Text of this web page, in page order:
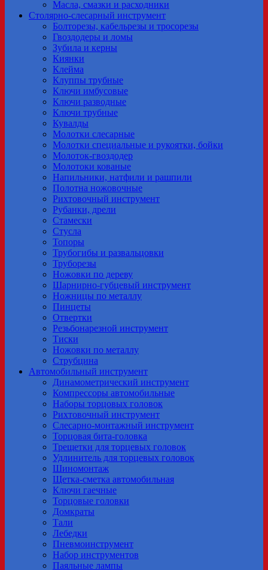
Масла, смазки и расходники
Столярно-слесарный инструмент
Болторезы, кабельрезы и тросорезы
Гвоздодеры и ломы
Зубила и керны
Киянки
Клейма
Клуппы трубные
Ключи имбусовые
Ключи разводные
Ключи трубные
Кувалды
Молотки слесарные
Молотки специальные и рукоятки, бойки
Молоток-гвоздодер
Молотоки кованые
Напильники, натфили и рашпили
Полотна ножовочные
Рихтовочный инструмент
Рубанки, дрели
Стамески
Стусла
Топоры
Трубогибы и развальцовки
Труборезы
Ножовки по дереву
Шарнирно-губцевый инструмент
Ножницы по металлу
Пинцеты
Отвертки
Резьбонарезной инструмент
Тиски
Ножовки по металлу
Струбцина
Автомобильный инструмент
Динамометрический инструмент
Компрессоры автомобильные
Наборы торцовых головок
Рихтовочный инструмент
Слесарно-монтажный инструмент
Торцовая бита-головка
Трещетки для торцевых головок
Удлинитель для торцевых головок
Шиномонтаж
Щетка-сметка автомобильная
Ключи гаечные
Торцовые головки
Домкраты
Тали
Лебедки
Пневмоинструмент
Набор инструментов
Паяльные лампы